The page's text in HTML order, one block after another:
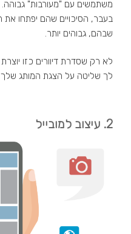
משתמשים עם "מעורבות"
בעבר, הסיכויים שהם יפתחו את
שבהם, גבוהים יותר.
לא רק שסדרת דיוורים כזו
לך שליטה על הצגת המותג שלך
2. עיצוב למובייל